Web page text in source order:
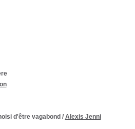
d'être vagabond / Alexis Jenni